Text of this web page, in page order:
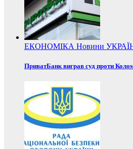
ЕКОНОМІКА Новини
ПриватБанк виграв суд проти